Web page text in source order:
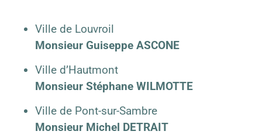
Ville de Louvroil
Monsieur Guiseppe ASCONE
Ville d’Hautmont
Monsieur Stéphane WILMOTTE
Ville de Pont-sur-Sambre
Monsieur Michel DETRAIT